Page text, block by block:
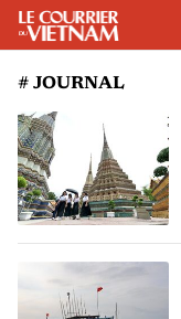
# JOURNAL